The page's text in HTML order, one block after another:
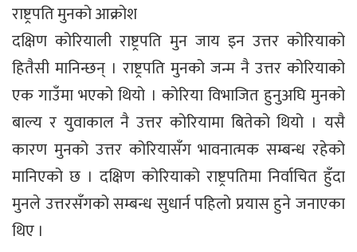
राष्ट्रपति मुनको आक्रोश
दक्षिण कोरियाली राष्ट्रपति मुन जाय इन उत्तर कोरियाको
हितैसी मानिन्छन् । राष्ट्रपति मुनको जन्म नै उत्तर कोरियाको
एक गाउँमा भएको थियो । कोरिया विभाजित हुनुअघि मुनको
बाल्य र युवाकाल नै उत्तर कोरियामा बितेको थियो । यसै
कारण मुनको उत्तर कोरियासँग भावनात्मक सम्बन्ध रहेको
मानिएको छ । दक्षिण कोरियाको राष्ट्रपतिमा निर्वाचित हुँदा
मुनले उत्तरसँगको सम्बन्ध सुधार्न पहिलो प्रयास हुने जनाएका
थिए ।